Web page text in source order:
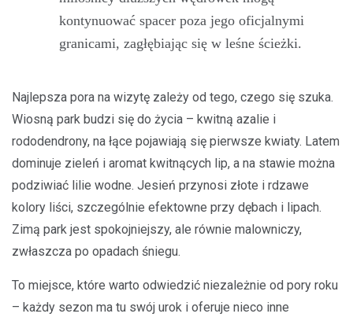
kontynuować spacer poza jego oficjalnymi
granicami, zagłębiając się w leśne ścieżki.
Najlepsza pora na wizytę zależy od tego, czego się szuka.
Wiosną park budzi się do życia – kwitną azalie i
rododendrony, na łące pojawiają się pierwsze kwiaty. Latem
dominuje zieleń i aromat kwitnących lip, a na stawie można
podziwiać lilie wodne. Jesień przynosi złote i rdzawe
kolory liści, szczególnie efektowne przy dębach i lipach.
Zimą park jest spokojniejszy, ale równie malowniczy,
zwłaszcza po opadach śniegu.
To miejsce, które warto odwiedzić niezależnie od pory roku
– każdy sezon ma tu swój urok i oferuje nieco inne